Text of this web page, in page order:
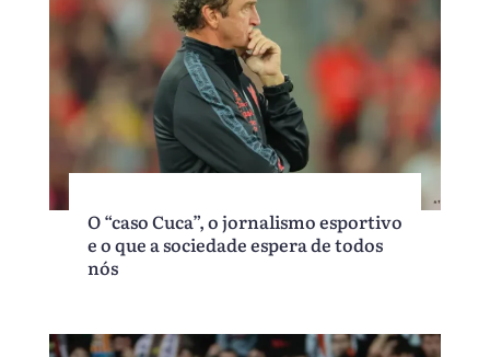
O “caso Cuca”, o jornalismo esportivo
e o que a sociedade espera de todos
nós